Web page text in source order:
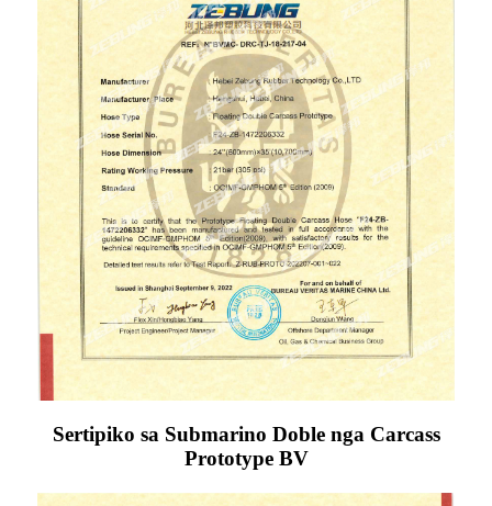
Sertipiko sa Submarino Doble nga Carcass
Prototype BV